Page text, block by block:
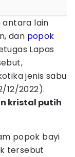
antara lain
dan popok
Lapas
jenis sabu
12/2022).
kristal putih
popok bayi
tersebut